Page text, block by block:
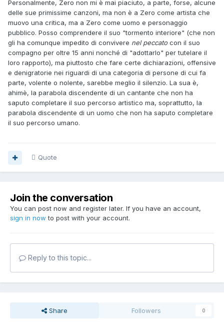
Personalmente, Zero non mi è mai piaciuto, a parte, forse, alcune
delle sue primissime canzoni, ma non è a Zero come artista che
muovo una critica, ma a Zero come uomo e personaggio
pubblico. Posso comprendere il suo "tormento interiore" (che non
gli ha comunque impedito di convivere nel peccatocon il suo
compagno per oltre 15 anni nonché di "adottarlo" per tutelare il
loro rapporto), ma piuttosto che fare certe dichiarazioni, offensive
e denigratorie nei riguardi di una categoria di persone di cui fa
parte, volente o nolente, sarebbe meglio il silenzio. La sua è,
ahimè, la parabola discendente di un cantante che non ha
saputo completare il suo percorso artistico ma, soprattutto, la
parabola discendente di un uomo che non ha saputo completare
il suo percorso umano.
Quote
Join the conversation
You can post now and register later. If you have an account,
sign in now to post with your account.
Reply to this topic...
Share Followers 0